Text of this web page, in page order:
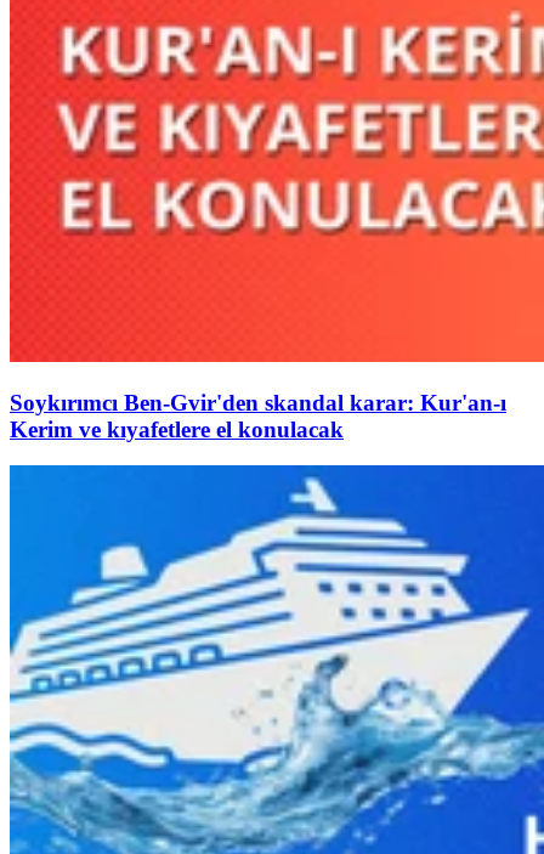
Soykırımcı Ben-Gvir'den skandal karar: Kur'an-ı
Kerim ve kıyafetlere el konulacak